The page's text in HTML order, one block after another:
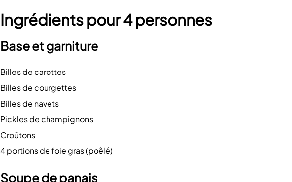
Ingrédients pour 4 personnes
Base et garniture
Billes de carottes
Billes de courgettes
Billes de navets
Pickles de champignons
Croûtons
4 portions de foie gras (poêlé)
Soupe de panais